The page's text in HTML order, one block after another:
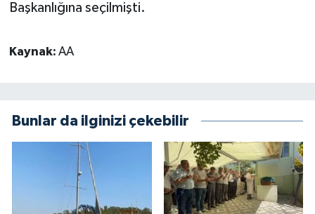
Başkanlığına seçilmişti.
Kaynak: AA
Bunlar da ilginizi çekebilir